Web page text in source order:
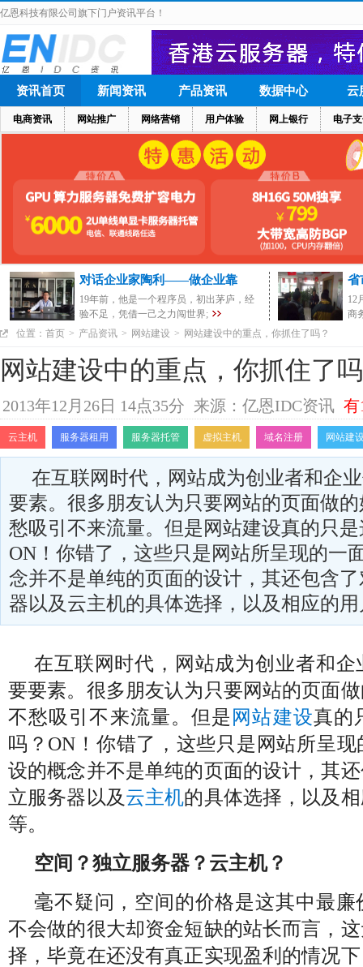
亿恩科技有限公司旗下门户资讯平台！
资讯首页
电商资讯 网站推广 网络营销 用户体验 网上银行 电子
新闻资讯 产品资讯 数据中心 云
对话企业家陶利——做企业靠
19年前，他是一个程序员，初出茅庐，经
验不足，凭借一己之力闯世界;
省
12
商
位置： 首页 > 产品资讯 > 网站建设 > 网站建设中的重点，你抓住了吗？
网站建设中的重点，你抓住了
2013年12月26日 14点35分 来源：亿恩IDC资讯 有
云主机 服务器租用 服务器托管 虚拟主机 域名注册 网站建
在互联网时代，网站成为创业者和企
要素。很多朋友认为只要网站的页面做
愁吸引不来流量。但是网站建设真的只
ON！你错了，这些只是网站所呈现的一
念并不是单纯的页面的设计，其还包含
器以及云主机的具体选择，以及相应的
在互联网时代，网站成为创业者和
要要素。很多朋友认为只要网站的页面
不愁吸引不来流量。但是 网站建设真的
吗？ON！你错了，这些只是网站所呈
设的概念并不是单纯的页面的设计，其
立服务器以及云主机的具体选择，以及
等。
空间？独立服务器？云主机？
毫不疑问，空间的价格是这其中最
不会做的很大却资金短缺的站长而言，
择，毕竟在还没有真正实现盈利的情况